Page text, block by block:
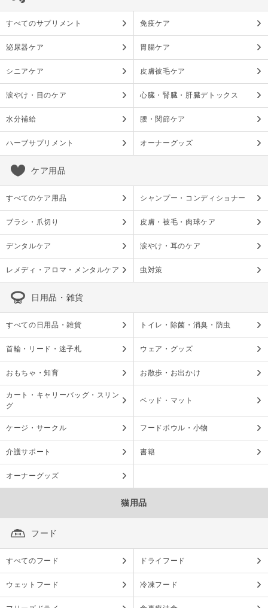
すべてのサプリメント 免疫ケア
泌尿器ケア 胃腸ケア
シニアケア 皮膚被毛ケア
涙やけ・目のケア 心臓・腎臓・肝臓デトックス
水分補給 腰・関節ケア
ハーブサプリメント オーナーグッズ
ケア用品
すべてのケア用品 シャンプー・コンディショナー
ブラシ・爪切り 皮膚・被毛・肉球ケア
デンタルケア 涙やけ・耳のケア
レメディ・アロマ・メンタルケア 虫対策
日用品・雑貨
すべての日用品・雑貨 トイレ・除菌・消臭・防虫
首輪・リード・迷子札 ウェア・グッズ
おもちゃ・知育 お散歩・お出かけ
カート・キャリーバッグ・スリン
グ
ベッド・マット
ケージ・サークル フードボウル・小物
介護サポート 書籍
オーナーグッズ
猫用品
フード
すべてのフード ドライフード
ウェットフード 冷凍フード